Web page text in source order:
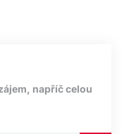
napříč celou